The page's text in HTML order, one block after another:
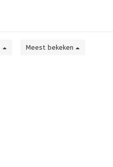
Meest bekeken